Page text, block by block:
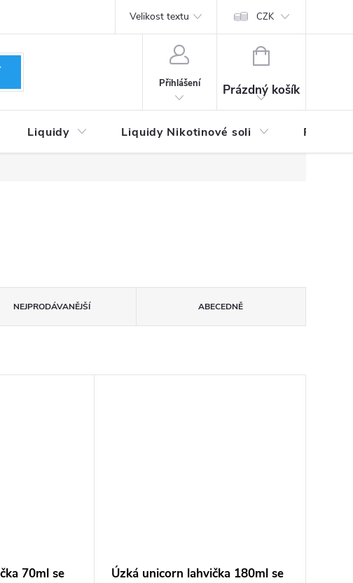
Reklamační řád Vrácení zboží a reklamace
Velikost textu CZK
Přihlášení
NÁKUPNÍ
Prázdný košík
Liquidy Liquidy Nikotinové soli
NEJPRODÁVANĚJŠÍ ABECEDNĚ
70ml se
Úzká unicorn lahvička 180ml se